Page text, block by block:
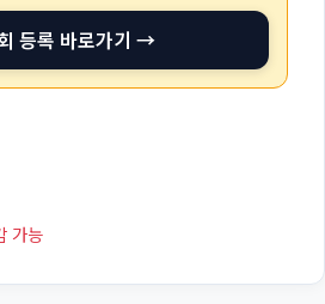
등록 바로가기 →
가능